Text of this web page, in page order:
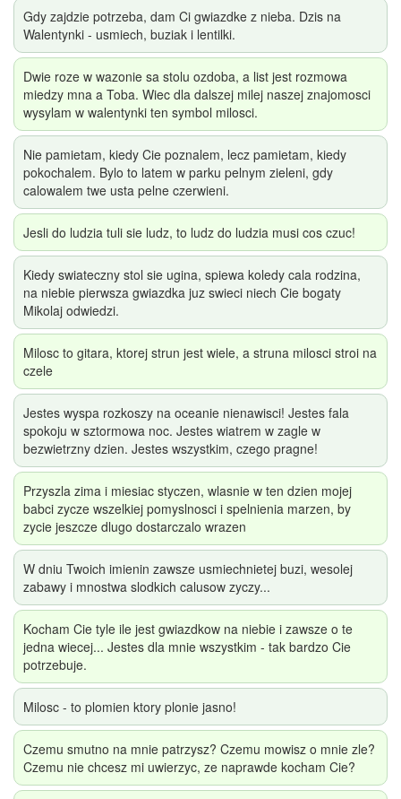
Gdy zajdzie potrzeba, dam Ci gwiazdke z nieba. Dzis na
Walentynki - usmiech, buziak i lentilki.
Dwie roze w wazonie sa stolu ozdoba, a list jest rozmowa
miedzy mna a Toba. Wiec dla dalszej milej naszej znajomosci
wysylam w walentynki ten symbol milosci.
Nie pamietam, kiedy Cie poznalem, lecz pamietam, kiedy
pokochalem. Bylo to latem w parku pelnym zieleni, gdy
calowalem twe usta pelne czerwieni.
Jesli do ludzia tuli sie ludz, to ludz do ludzia musi cos czuc!
Kiedy swiateczny stol sie ugina, spiewa koledy cala rodzina,
na niebie pierwsza gwiazdka juz swieci niech Cie bogaty
Mikolaj odwiedzi.
Milosc to gitara, ktorej strun jest wiele, a struna milosci stroi na
czele
Jestes wyspa rozkoszy na oceanie nienawisci! Jestes fala
spokoju w sztormowa noc. Jestes wiatrem w zagle w
bezwietrzny dzien. Jestes wszystkim, czego pragne!
Przyszla zima i miesiac styczen, wlasnie w ten dzien mojej
babci zycze wszelkiej pomyslnosci i spelnienia marzen, by
zycie jeszcze dlugo dostarczalo wrazen
W dniu Twoich imienin zawsze usmiechnietej buzi, wesolej
zabawy i mnostwa slodkich calusow zyczy...
Kocham Cie tyle ile jest gwiazdkow na niebie i zawsze o te
jedna wiecej... Jestes dla mnie wszystkim - tak bardzo Cie
potrzebuje.
Milosc - to plomien ktory plonie jasno!
Czemu smutno na mnie patrzysz? Czemu mowisz o mnie zle?
Czemu nie chcesz mi uwierzyc, ze naprawde kocham Cie?